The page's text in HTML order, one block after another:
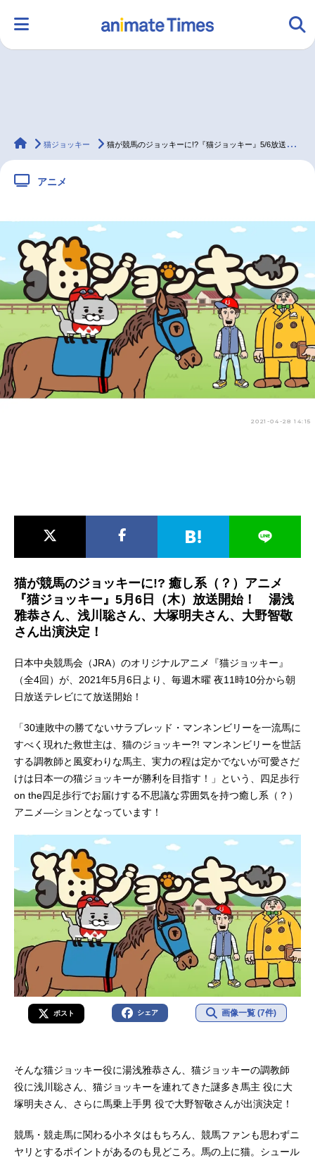
ラジオ みんなの声 グッズ 映画
2.5次元 トレンド
最新記事一覧
アニメ記事一覧 声優記事一覧
アニメ映画一覧 実写化映画一覧
今期アニメ曜日別一覧
春アニメ 夏アニメ
animateTimes
猫ジョッキー 猫が競馬のジョッキーに!?『猫ジョッキー』5/6放送開始
アニメ
2021-04-28 14:15
猫が競馬のジョッキーに!? 癒し系（？）アニメ
『猫ジョッキー』5月6日（木）放送開始！ 湯浅
雅恭さん、浅川聡さん、大塚明夫さん、大野智敬
さん出演決定！
日本中央競馬会（JRA）のオリジナルアニメ『猫ジョッキー』
（全4回）が、2021年5月6日より、毎週木曜 夜11時10分から朝
日放送テレビにて放送開始！
「30連敗中の勝てないサラブレッド・マンネンビリーを一流馬に
すべく現れた救世主は、猫のジョッキー?! マンネンビリーを世話
する調教師と風変わりな馬主、実力の程は定かでないが可愛さだ
けは日本一の猫ジョッキーが勝利を目指す！」という、四足歩行
on the四足歩行でお届けする不思議な雰囲気を持つ癒し系（？）
アニメ―ションとなっています！
ポスト シェア 画像一覧 (7件)
そんな猫ジョッキー役に湯浅雅恭さん、猫ジョッキーの調教師
役に浅川聡さん、猫ジョッキーを連れてきた謎多き馬主 役に大
塚明夫さん、さらに馬乗上手男 役で大野智敬さんが出演決定！
競馬・競走馬に関わる小ネタはもちろん、競馬ファンも思わずニ
ヤリとするポイントがあるのも見どころ。馬の上に猫。シュール